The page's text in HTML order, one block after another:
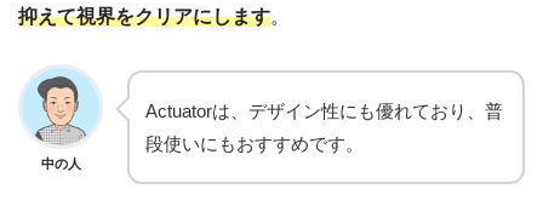
抑えて視界をクリアにします。
中の人
Actuatorは、デザイン性にも優れており、普
段使いにもおすすめです。